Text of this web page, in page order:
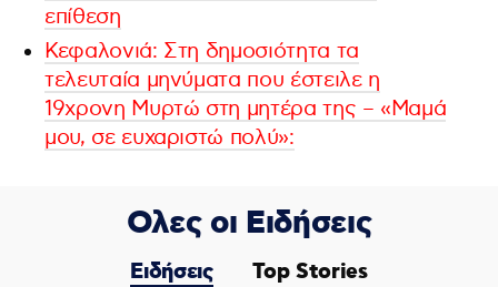
επίθεση
Κεφαλονιά: Στη δημοσιότητα τα
τελευταία μηνύματα που έστειλε η
19χρονη Μυρτώ στη μητέρα της – «Μαμά
μου, σε ευχαριστώ πολύ»:
Ολες οι Ειδήσεις
Ειδήσεις Top Stories